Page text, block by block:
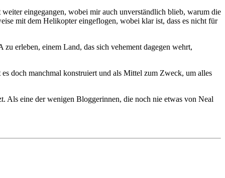
eingegangen, wobei mir auch unverständlich blieb, warum die
mit dem Helikopter eingeflogen, wobei klar ist, dass es nicht für
erleben, einem Land, das sich vehement dagegen wehrt,
doch manchmal konstruiert und als Mittel zum Zweck, um alles
Als eine der wenigen Bloggerinnen, die noch nie etwas von Neal